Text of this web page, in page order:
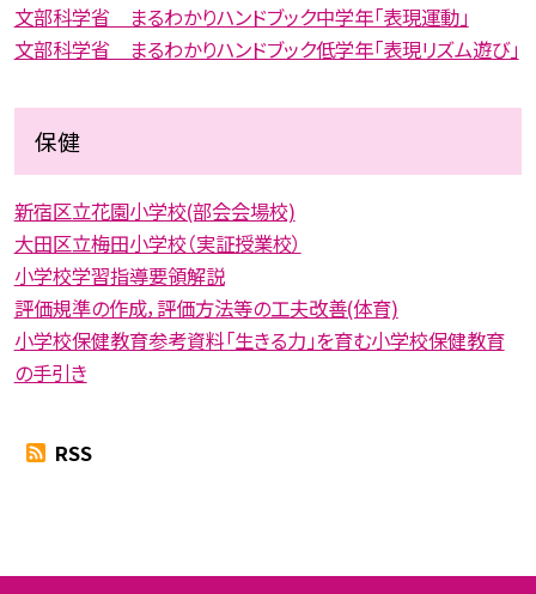
文部科学省 まるわかりハンドブック中学年「表現運動」
文部科学省 まるわかりハンドブック低学年「表現リズム遊び」
保健
新宿区立花園小学校(部会会場校)
大田区立梅田小学校（実証授業校）
小学校学習指導要領解説
評価規準の作成，評価方法等の工夫改善(体育)
小学校保健教育参考資料「生きる力」を育む小学校保健教育
の手引き
RSS